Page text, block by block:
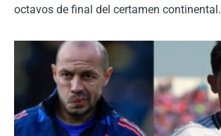
octavos de final del certamen continental.